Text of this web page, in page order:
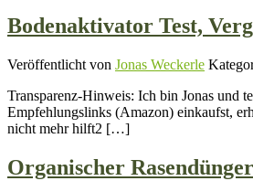
Bodenaktivator Test,
Veröffentlicht von Jonas Weckerle
Transparenz-Hinweis: Ich bin Jonas und
Empfehlungslinks (Amazon) einkaufst,
nicht mehr hilft2 […]
Organischer